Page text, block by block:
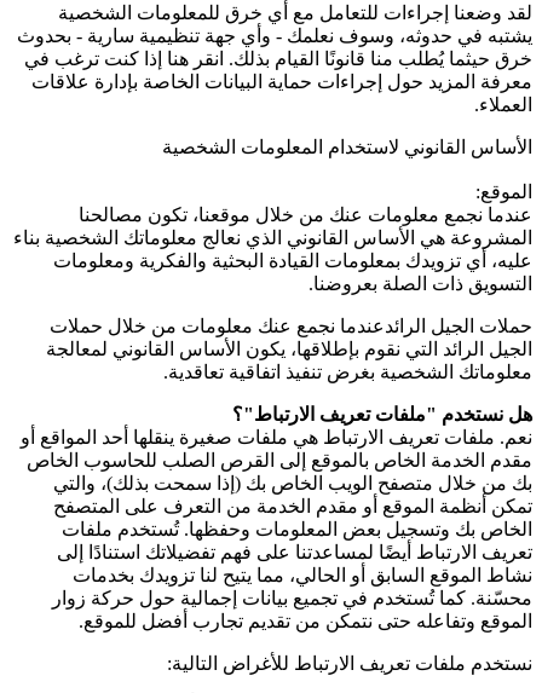
لقد وضعنا إجراءات للتعامل مع أي خرق للمعلومات الشخصية
يشتبه في حدوثه، وسوف نعلمك - وأي جهة تنظيمية سارية - بحدوث
خرق حيثما يُطلب منا قانونًا القيام بذلك. انقر هنا إذا كنت ترغب في
معرفة المزيد حول إجراءات حماية البيانات الخاصة بإدارة علاقات
العملاء.
الأساس القانوني لاستخدام المعلومات الشخصية
الموقع:
عندما نجمع معلومات عنك من خلال موقعنا، تكون مصالحنا
المشروعة هي الأساس القانوني الذي نعالج معلوماتك الشخصية بناء
عليه، أي تزويدك بمعلومات القيادة البحثية والفكرية ومعلومات
التسويق ذات الصلة بعروضنا.
حملات الجيل الرائدعندما نجمع عنك معلومات من خلال حملات
الجيل الرائد التي نقوم بإطلاقها، يكون الأساس القانوني لمعالجة
معلوماتك الشخصية بغرض تنفيذ اتفاقية تعاقدية.
هل نستخدم "ملفات تعريف الارتباط"؟
نعم. ملفات تعريف الارتباط هي ملفات صغيرة ينقلها أحد المواقع أو
مقدم الخدمة الخاص بالموقع إلى القرص الصلب للحاسوب الخاص
بك من خلال متصفح الويب الخاص بك (إذا سمحت بذلك)، والتي
تمكن أنظمة الموقع أو مقدم الخدمة من التعرف على المتصفح
الخاص بك وتسجيل بعض المعلومات وحفظها. تُستخدم ملفات
تعريف الارتباط أيضًا لمساعدتنا على فهم تفضيلاتك استنادًا إلى
نشاط الموقع السابق أو الحالي، مما يتيح لنا تزويدك بخدمات
محسّنة. كما تُستخدم في تجميع بيانات إجمالية حول حركة زوار
الموقع وتفاعله حتى نتمكن من تقديم تجارب أفضل للموقع.
نستخدم ملفات تعريف الارتباط للأغراض التالية: